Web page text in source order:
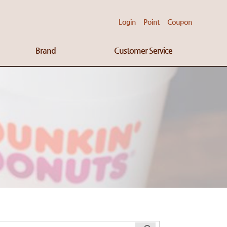
Login Point Coupon
Brand Customer Service